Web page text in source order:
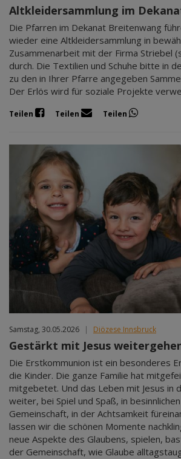
Altkleidersammlung im
Die Pfarren im Dekanat Breitenwang
wieder eine Altkleidersammlung in
Zusammenarbeit mit der Firma Striebel
durch. Die Textilien und Schuhe bitte in
zu den in Ihrer Pfarre angegeben
Der Erlös wird für soziale Projekte
Teilen Teilen Teilen
Samstag, 30.05.2026 | Diözese Innsbruck
Gestärkt mit Jesus
Die Erstkommunion ist ein besonderes
die Kinder. Die ganze Familie hat
mitgebetet. Und das Leben mit Jesus in
weiter, bei Spiel und Spaß, in
Gemeinschaft, in der Achtsamkeit
lassen wir die schönen Momente
neue Aspekte des Glaubens, spielen,
der Gemeinschaft, wie Glaube